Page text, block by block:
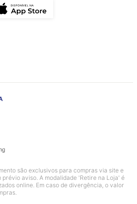
são exclusivos para compras via site e
aviso. A modalidade 'Retire na Loja' é
online. Em caso de divergência, o valor